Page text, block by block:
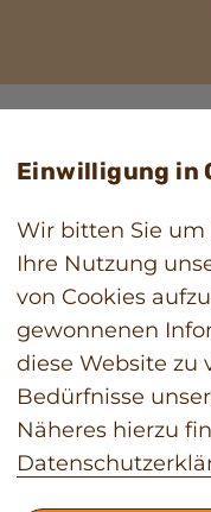
Einwilligung in
Wir bitten Sie
Ihre Nutzung
von Cookies
gewonnenen
diese Website zu
Bedürfnisse
Näheres hierzu